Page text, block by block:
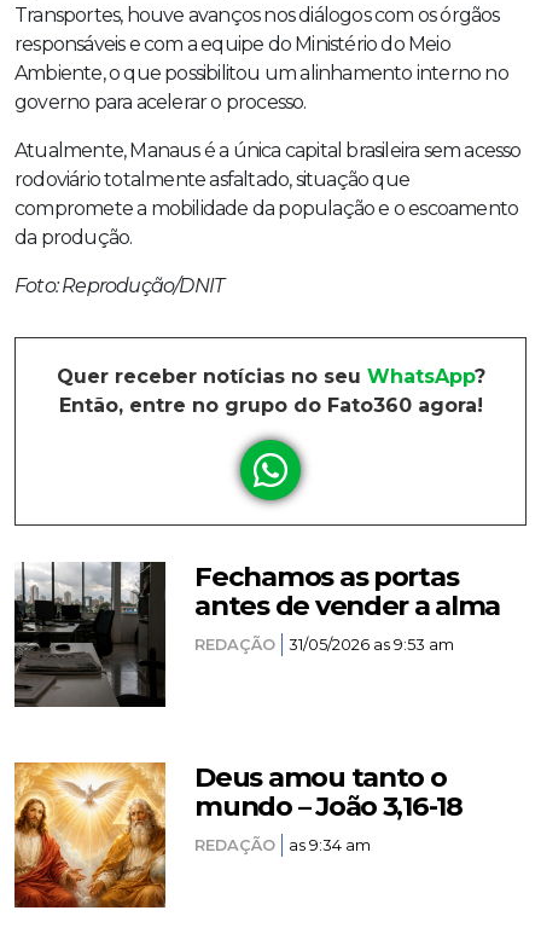
Transportes, houve avanços nos diálogos com os órgãos
responsáveis e com a equipe do Ministério do Meio
Ambiente, o que possibilitou um alinhamento interno no
governo para acelerar o processo.
Atualmente, Manaus é a única capital brasileira sem acesso
rodoviário totalmente asfaltado, situação que
compromete a mobilidade da população e o escoamento
da produção.
Foto: Reprodução/DNIT
Quer receber notícias no seu WhatsApp?
Então, entre no grupo do Fato360 agora!
Fechamos as portas
antes de vender a alma
REDAÇÃO 31/05/2026 as 9:53 am
Deus amou tanto o
mundo – João 3,16-18
REDAÇÃO as 9:34 am